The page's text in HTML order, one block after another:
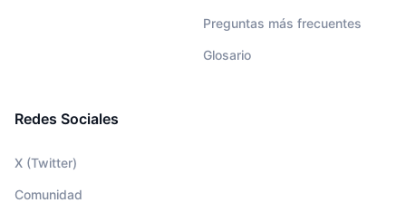
Preguntas más frecuentes
Glosario
Redes Sociales
X (Twitter)
Comunidad